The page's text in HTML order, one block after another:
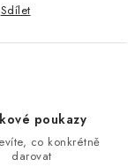
Sdílet
poukazy
co konkrétně
darovat